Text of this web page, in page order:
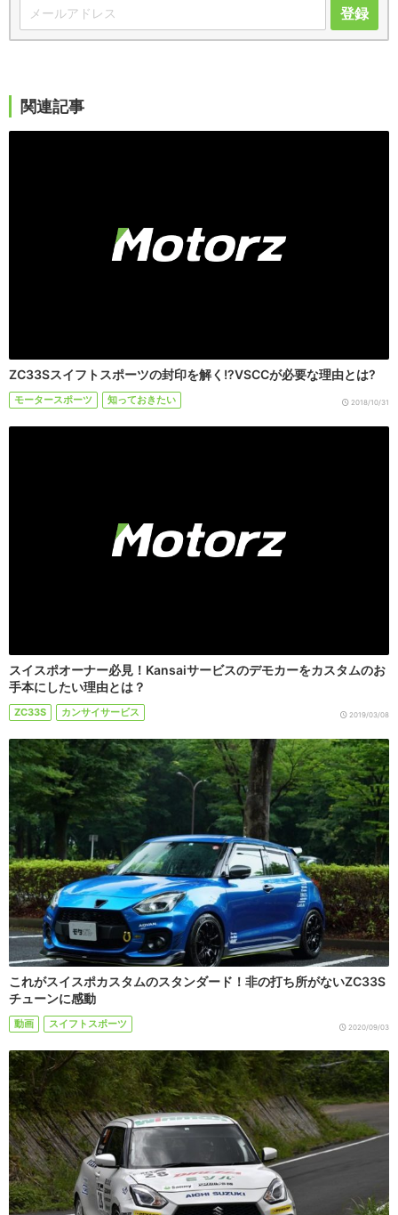
登録
関連記事
ZC33Sスイフトスポーツの封印を解く!?VSCCが必要な理由とは?
モータースポーツ 知っておきたい 2018/10/31
スイスポオーナー必見！Kansaiサービスのデモカーをカスタムのお
手本にしたい理由とは？
ZC33S カンサイサービス 2019/03/08
これがスイスポカスタムのスタンダード！非の打ち所がないZC33S
チューンに感動
動画 スイフトスポーツ 2020/09/03